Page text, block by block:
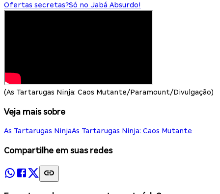
Ofertas secretas?Só no Jabá Absurdo!
(As Tartarugas Ninja: Caos Mutante/Paramount/Divulgação)
Veja mais sobre
As Tartarugas NinjaAs Tartarugas Ninja: Caos Mutante
Compartilhe em suas redes